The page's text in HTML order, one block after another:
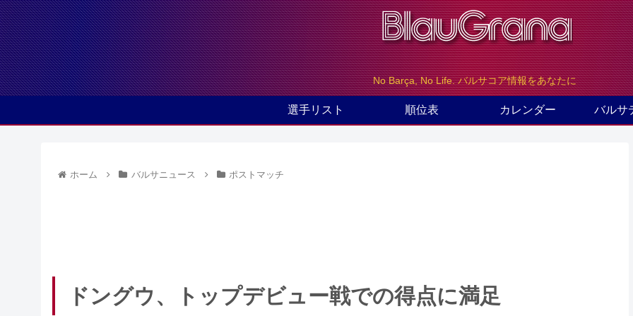
No Barça, No Life. バルサコア情報をあなたに
選手リスト 順位表 カレンダー バルサ
ホーム バルサニュース ポストマッチ
ドングウ、トップデビュー戦での得点に満足